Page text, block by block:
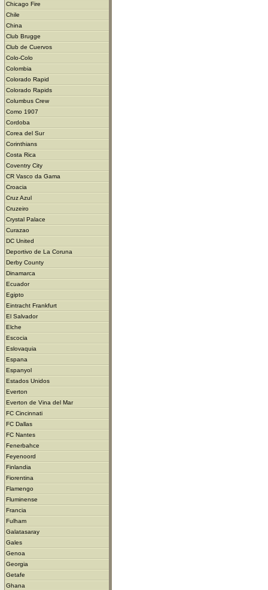
Chicago Fire
Chile
China
Club Brugge
Club de Cuervos
Colo-Colo
Colombia
Colorado Rapid
Colorado Rapids
Columbus Crew
Como 1907
Cordoba
Corea del Sur
Corinthians
Costa Rica
Coventry City
CR Vasco da Gama
Croacia
Cruz Azul
Cruzeiro
Crystal Palace
Curazao
DC United
Deportivo de La Coruna
Derby County
Dinamarca
Ecuador
Egipto
Eintracht Frankfurt
El Salvador
Elche
Escocia
Eslovaquia
Espana
Espanyol
Estados Unidos
Everton
Everton de Vina del Mar
FC Cincinnati
FC Dallas
FC Nantes
Fenerbahce
Feyenoord
Finlandia
Fiorentina
Flamengo
Fluminense
Francia
Fulham
Galatasaray
Gales
Genoa
Georgia
Getafe
Ghana